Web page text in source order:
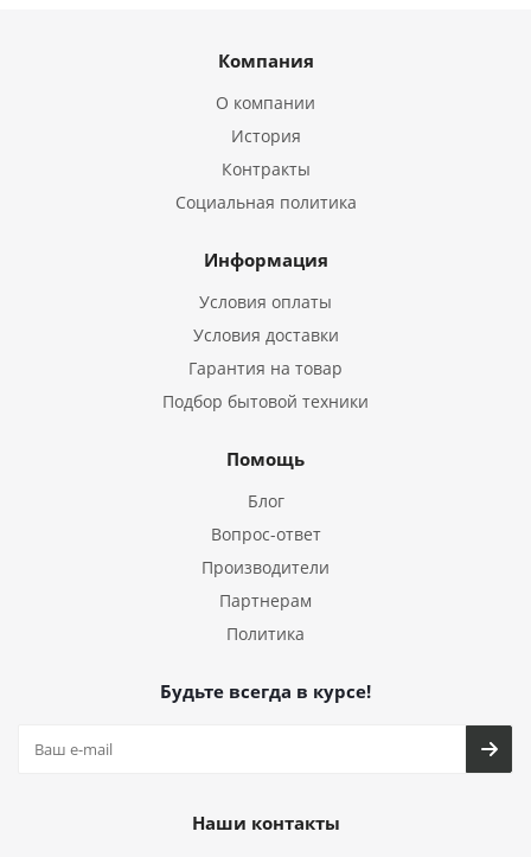
Компания
О компании
История
Контракты
Социальная политика
Информация
Условия оплаты
Условия доставки
Гарантия на товар
Подбор бытовой техники
Помощь
Блог
Вопрос-ответ
Производители
Партнерам
Политика
Будьте всегда в курсе!
Наши контакты